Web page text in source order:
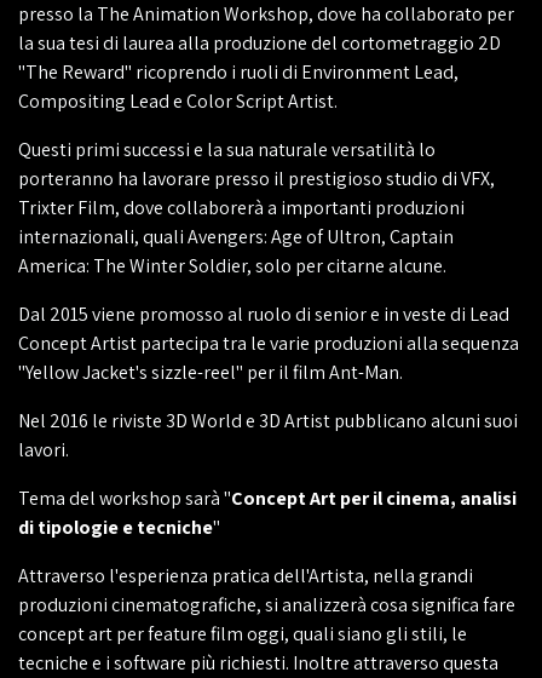
presso la The Animation Workshop, dove ha collaborato per
la sua tesi di laurea alla produzione del cortometraggio 2D
"The Reward" ricoprendo i ruoli di Environment Lead,
Compositing Lead e Color Script Artist.
Questi primi successi e la sua naturale versatilità lo
porteranno ha lavorare presso il prestigioso studio di VFX,
Trixter Film, dove collaborerà a importanti produzioni
internazionali, quali Avengers: Age of Ultron, Captain
America: The Winter Soldier, solo per citarne alcune.
Dal 2015 viene promosso al ruolo di senior e in veste di Lead
Concept Artist partecipa tra le varie produzioni alla sequenza
"Yellow Jacket's sizzle-reel" per il film Ant-Man.
Nel 2016 le riviste 3D World e 3D Artist pubblicano alcuni suoi
lavori.
Tema del workshop sarà "Concept Art per il cinema, analisi
di tipologie e tecniche"
Attraverso l'esperienza pratica dell'Artista, nella grandi
produzioni cinematografiche, si analizzerà cosa significa fare
concept art per feature film oggi, quali siano gli stili, le
tecniche e i software più richiesti. Inoltre attraverso questa